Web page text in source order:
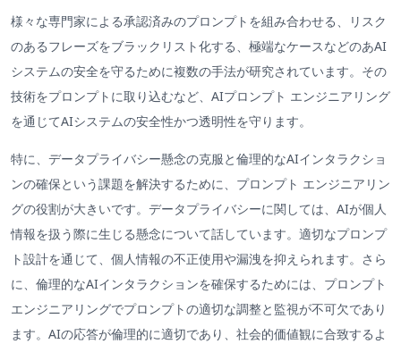
様々な専門家による承認済みのプロンプトを組み合わせる、リスク
のあるフレーズをブラックリスト化する、極端なケースなどのあAI
システムの安全を守るために複数の手法が研究されています。その
技術をプロンプトに取り込むなど、AIプロンプト エンジニアリング
を通じてAIシステムの安全性かつ透明性を守ります。
特に、データプライバシー懸念の克服と倫理的なAIインタラクショ
ンの確保という課題を解決するために、プロンプト エンジニアリン
グの役割が大きいです。データプライバシーに関しては、AIが個人
情報を扱う際に生じる懸念について話しています。適切なプロンプ
ト設計を通じて、個人情報の不正使用や漏洩を抑えられます。さら
に、倫理的なAIインタラクションを確保するためには、プロンプト
エンジニアリングでプロンプトの適切な調整と監視が不可欠であり
ます。AIの応答が倫理的に適切であり、社会的価値観に合致するよ